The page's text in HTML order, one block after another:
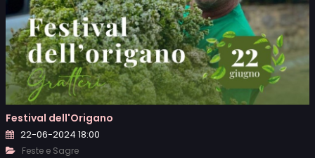
Festival dell'Origano
22-06-2024 18:00
Feste e Sagre